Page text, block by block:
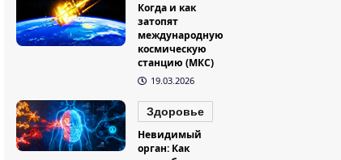
Когда и как
затопят
международную
космическую
станцию (МКС)
19.03.2026
Здоровье
Невидимый
орган: Как